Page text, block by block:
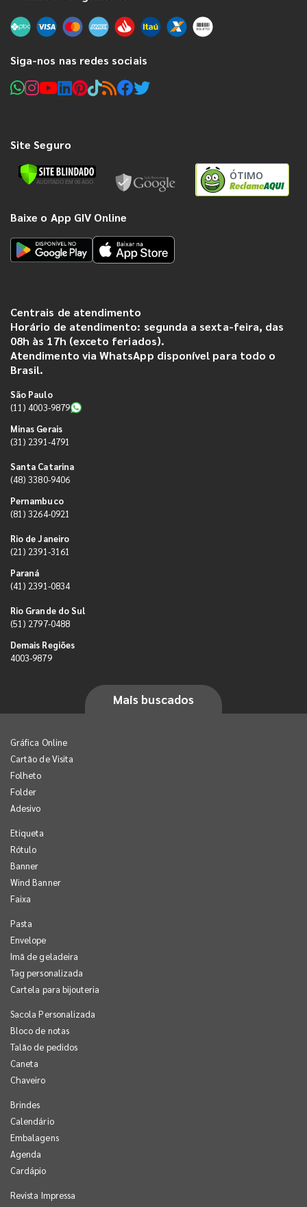
Siga-nos nas redes sociais
Site Seguro
ÓTIMO
Baixe o App GIV Online
Centrais de atendimento
Horário de atendimento: segunda a sexta-feira, das
08h às 17h (exceto feriados).
Atendimento via WhatsApp disponível para todo o
Brasil.
São Paulo
(11) 4003-9879
Minas Gerais
(31) 2391-4791
Santa Catarina
(48) 3380-9406
Pernambuco
(81) 3264-0921
Rio de Janeiro
(21) 2391-3161
Paraná
(41) 2391-0834
Rio Grande do Sul
(51) 2797-0488
Demais Regiões
4003-9879
Mais buscados
Gráfica Online
Cartão de Visita
Folheto
Folder
Adesivo
Etiqueta
Rótulo
Banner
Wind Banner
Faixa
Pasta
Envelope
Imã de geladeira
Tag personalizada
Cartela para bijouteria
Sacola Personalizada
Bloco de notas
Talão de pedidos
Caneta
Chaveiro
Brindes
Calendário
Embalagens
Agenda
Cardápio
Revista Impressa